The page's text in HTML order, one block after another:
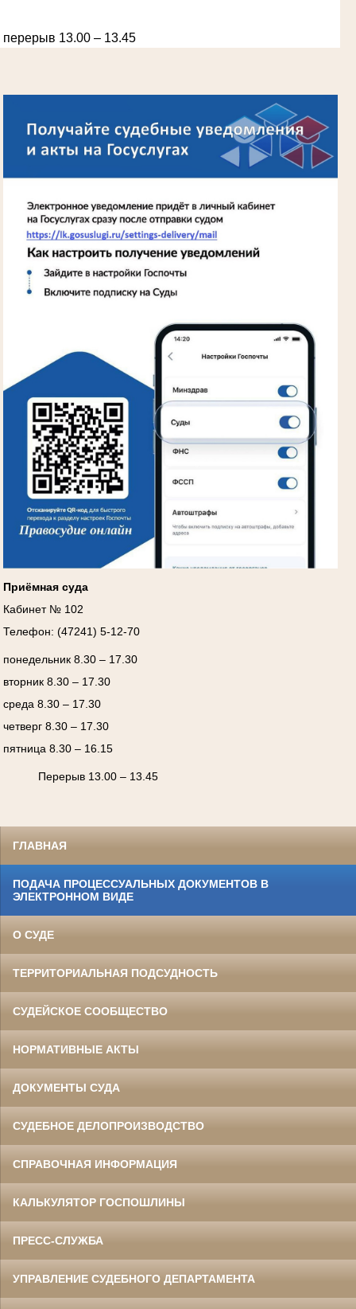
перерыв 13.00 – 13.45
Приёмная суда
Кабинет № 102
Телефон: (47241) 5-12-70
понедельник 8.30 – 17.30
вторник 8.30 – 17.30
среда 8.30 – 17.30
четверг 8.30 – 17.30
пятница 8.30 – 16.15
Перерыв 13.00 – 13.45
ГЛАВНАЯ
ПОДАЧА ПРОЦЕССУАЛЬНЫХ ДОКУМЕНТОВ В
ЭЛЕКТРОННОМ ВИДЕ
О СУДЕ
ТЕРРИТОРИАЛЬНАЯ ПОДСУДНОСТЬ
СУДЕЙСКОЕ СООБЩЕСТВО
НОРМАТИВНЫЕ АКТЫ
ДОКУМЕНТЫ СУДА
СУДЕБНОЕ ДЕЛОПРОИЗВОДСТВО
СПРАВОЧНАЯ ИНФОРМАЦИЯ
КАЛЬКУЛЯТОР ГОСПОШЛИНЫ
ПРЕСС-СЛУЖБА
УПРАВЛЕНИЕ СУДЕБНОГО ДЕПАРТАМЕНТА